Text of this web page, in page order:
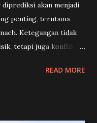
diprediksi akan menjadi
penting, terutama
Ketegangan tidak
tetapi juga konflik
Kenangan PahitREAD MORE